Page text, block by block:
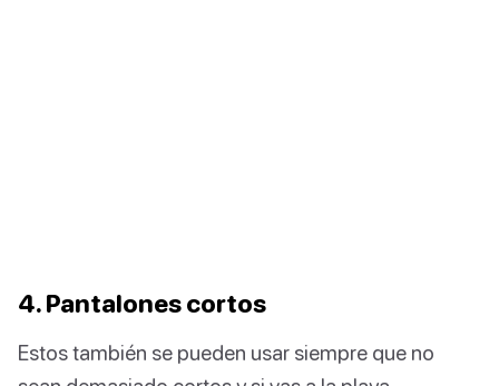
4. Pantalones cortos
Estos también se pueden usar siempre que no